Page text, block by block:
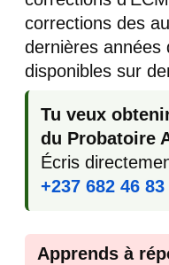
corrections des
dernières années
disponibles sur
Tu veux
du Probatoire
Écris
+237 682 46 83
Apprends à